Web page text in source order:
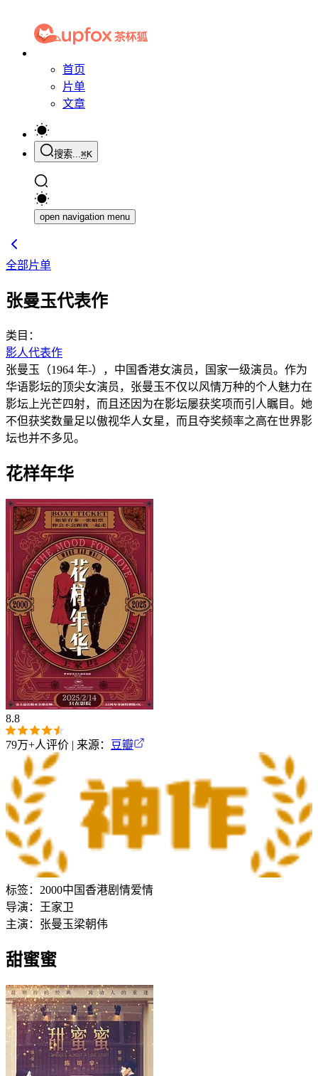
首页
片单
文章
搜索...⌘K
open navigation menu
全部片单
张曼玉代表作
类目：
影人代表作
张曼玉（1964 年-），中国香港女演员，国家一级演员。作为
华语影坛的顶尖女演员，张曼玉不仅以风情万种的个人魅力在
影坛上光芒四射，而且还因为在影坛屡获奖项而引人瞩目。她
不但获奖数量足以傲视华人女星，而且夺奖频率之高在世界影
坛也并不多见。
花样年华
8.8
79万+人评价 | 来源： 豆瓣
标签： 2000中国香港剧情爱情
导演：
王家卫
主演： 张曼玉梁朝伟
甜蜜蜜‎